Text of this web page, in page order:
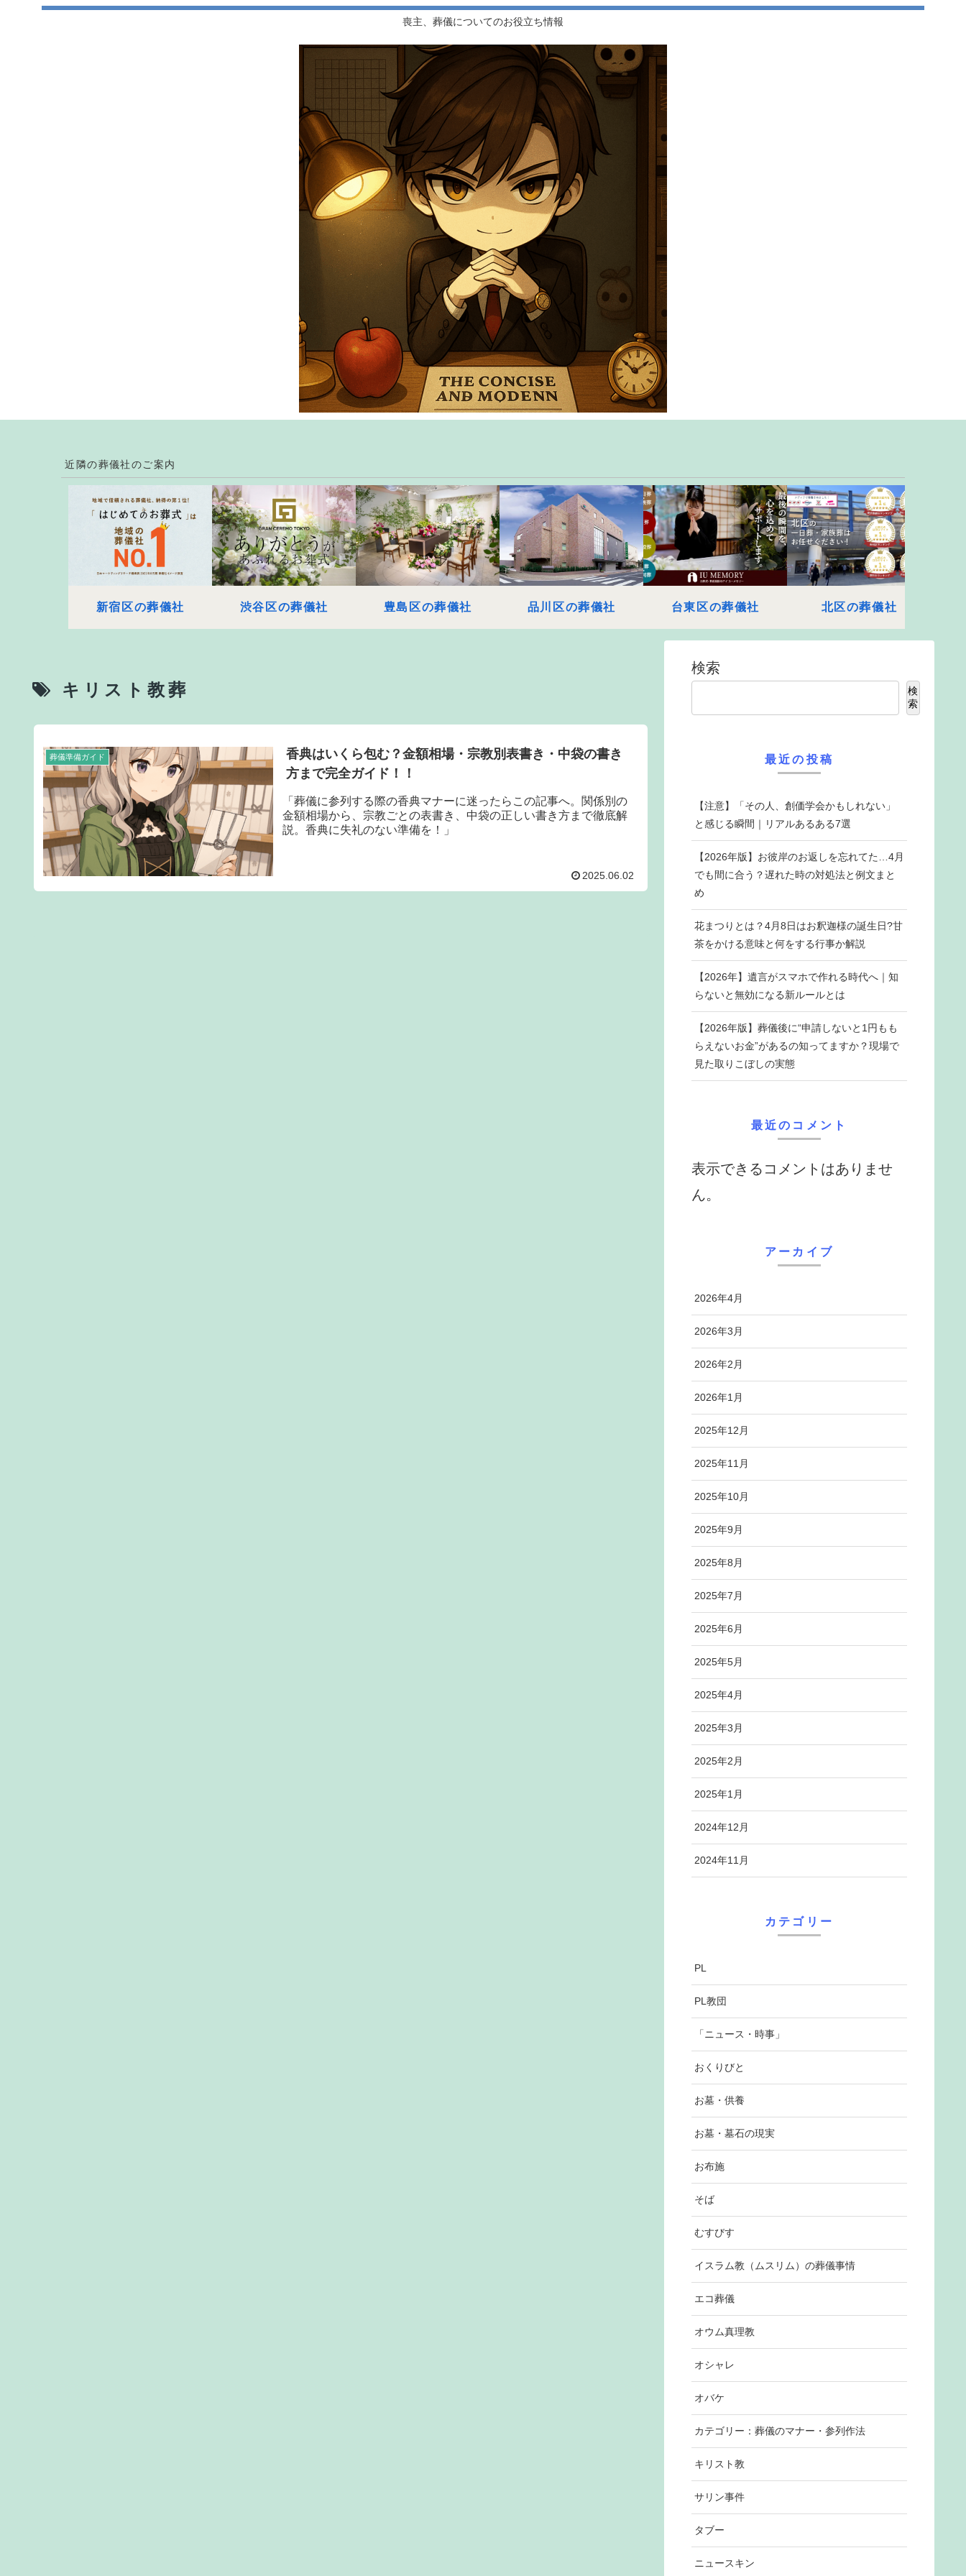
喪主、葬儀についてのお役立ち情報
近隣の葬儀社のご案内
新宿区の葬儀社 渋谷区の葬儀社 豊島区の葬儀社 品川区の葬儀社 台東区の葬儀社 北区の葬儀社
キリスト教葬
葬儀準備ガイド
香典はいくら包む？金額相場・宗教別表書き・中袋の書き
方まで完全ガイド！！
「葬儀に参列する際の香典マナーに迷ったらこの記事へ。関係別の
金額相場から、宗教ごとの表書き、中袋の正しい書き方まで徹底解
説。香典に失礼のない準備を！」
2025.06.02
検索
検
索
最近の投稿
【注意】「その人、創価学会かもしれない」
と感じる瞬間｜リアルあるある7選
【2026年版】お彼岸のお返しを忘れてた…4月
でも間に合う？遅れた時の対処法と例文まと
め
花まつりとは？4月8日はお釈迦様の誕生日?甘
茶をかける意味と何をする行事か解説
【2026年】遺言がスマホで作れる時代へ｜知
らないと無効になる新ルールとは
【2026年版】葬儀後に“申請しないと1円もも
らえないお金”があるの知ってますか？現場で
見た取りこぼしの実態
最近のコメント
表示できるコメントはありませ
ん。
アーカイブ
2026年4月
2026年3月
2026年2月
2026年1月
2025年12月
2025年11月
2025年10月
2025年9月
2025年8月
2025年7月
2025年6月
2025年5月
2025年4月
2025年3月
2025年2月
2025年1月
2024年12月
2024年11月
カテゴリー
PL
PL教団
「ニュース・時事」
おくりびと
お墓・供養
お墓・墓石の現実
お布施
そば
むすびす
イスラム教（ムスリム）の葬儀事情
エコ葬儀
オウム真理教
オシャレ
オバケ
カテゴリー：葬儀のマナー・参列作法
キリスト教
サリン事件
タブー
ニュースキン